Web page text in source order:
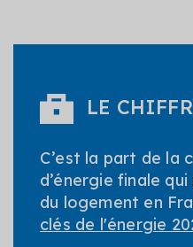
LE
C’est la part de la
d’énergie finale
du logement en
clés de l'énergie